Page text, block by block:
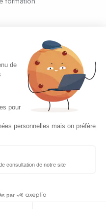
la Méditerranée.
de
pour
personnelles mais on préfère
consultation de notre site
par